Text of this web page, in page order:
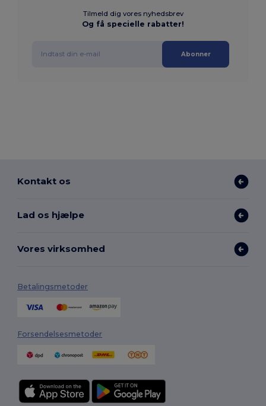
Tilmeld dig vores nyhedsbrev
Og få specielle rabatter!
Abonner
Kontakt os
Lad os hjælpe
Vores virksomhed
Betalingsmetoder
Forsendelsesmetoder